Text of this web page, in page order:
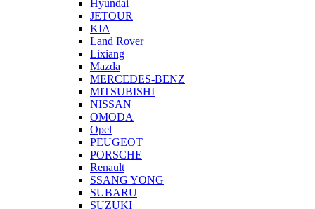
Hyundai
JETOUR
KIA
Land Rover
Lixiang
Mazda
MERCEDES-BENZ
MITSUBISHI
NISSAN
OMODA
Opel
PEUGEOT
PORSCHE
Renault
SSANG YONG
SUBARU
SUZUKI